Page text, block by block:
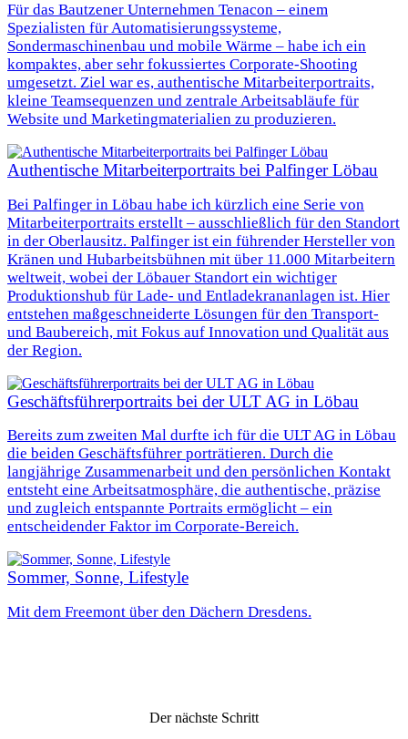
Für das Bautzener Unternehmen Tenacon – einem
Spezialisten für Automatisierungssysteme,
Sondermaschinenbau und mobile Wärme – habe ich ein
kompaktes, aber sehr fokussiertes Corporate-Shooting
umgesetzt. Ziel war es, authentische Mitarbeiterportraits,
kleine Teamsequenzen und zentrale Arbeitsabläufe für
Website und Marketingmaterialien zu produzieren.
Authentische Mitarbeiterportraits bei Palfinger Löbau
Bei Palfinger in Löbau habe ich kürzlich eine Serie von
Mitarbeiterportraits erstellt – ausschließlich für den Standort
in der Oberlausitz. Palfinger ist ein führender Hersteller von
Kränen und Hubarbeitsbühnen mit über 11.000 Mitarbeitern
weltweit, wobei der Löbauer Standort ein wichtiger
Produktionshub für Lade- und Entladekrananlagen ist. Hier
entstehen maßgeschneiderte Lösungen für den Transport-
und Baubereich, mit Fokus auf Innovation und Qualität aus
der Region.
Geschäftsführerportraits bei der ULT AG in Löbau
Bereits zum zweiten Mal durfte ich für die ULT AG in Löbau
die beiden Geschäftsführer porträtieren. Durch die
langjährige Zusammenarbeit und den persönlichen Kontakt
entsteht eine Arbeitsatmosphäre, die authentische, präzise
und zugleich entspannte Portraits ermöglicht – ein
entscheidender Faktor im Corporate-Bereich.
Sommer, Sonne, Lifestyle
Mit dem Freemont über den Dächern Dresdens.
Der nächste Schritt